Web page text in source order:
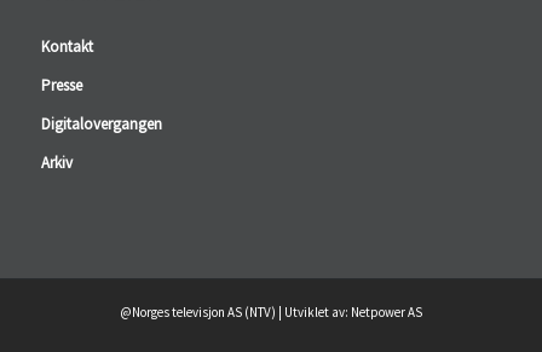
Kontakt
Presse
Digitalovergangen
Arkiv
@Norges televisjon AS (NTV) | Utviklet av: Netpower AS